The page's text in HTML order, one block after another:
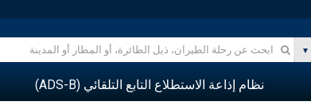
نظام إذاعة الاستطلاع التابع التلقائي (ADS-B)